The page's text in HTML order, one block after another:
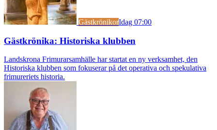
GästkrönikorIdag 07:00
Gästkrönika: Historiska klubben
Landskrona Frimurarsamhälle har startat en ny verksamhet, den
Historiska klubben som fokuserar på det operativa och spekulativa
frimureriets historia.